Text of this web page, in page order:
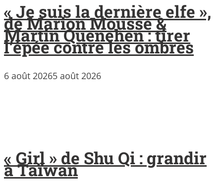
« Je suis la dernière elfe »,
de Marion Mousse &
Martin Quenehen : tirer
l’épée contre les ombres
6 août 20265 août 2026
« Girl » de Shu Qi : grandir
à Taïwan